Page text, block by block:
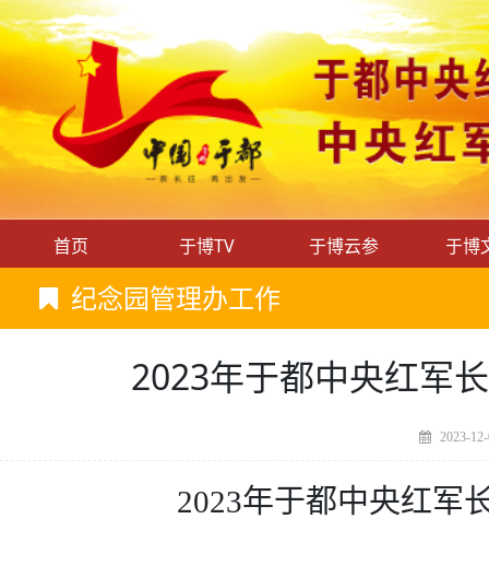
首页 于博TV 于博云参 于博
纪念园管理办工作
2023年于都中央红军
2023-
2023年于都中央红军